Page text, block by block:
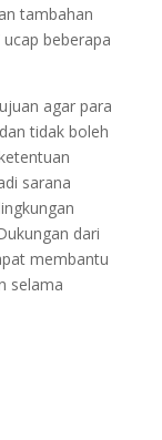
tambahan
beberapa
agar para
tidak boleh
sarana
dari
membantu
selama